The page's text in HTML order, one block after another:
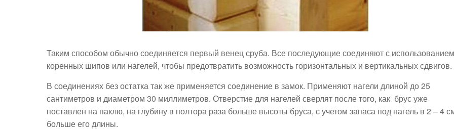
Таким способом обычно соединяется первый венец сруба. Все последующие соединяют с использованием
коренных шипов или нагелей, чтобы предотвратить возможность горизонтальных и вертикальных сдвигов.
В соединениях без остатка так же применяется соединение в замок. Применяют нагели длиной до 25
сантиметров и диаметром 30 миллиметров. Отверстие для нагелей сверлят после того, как брус уже
поставлен на паклю, на глубину в полтора раза больше высоты бруса, с учетом запаса под нагель в 2 – 4
больше его длины.